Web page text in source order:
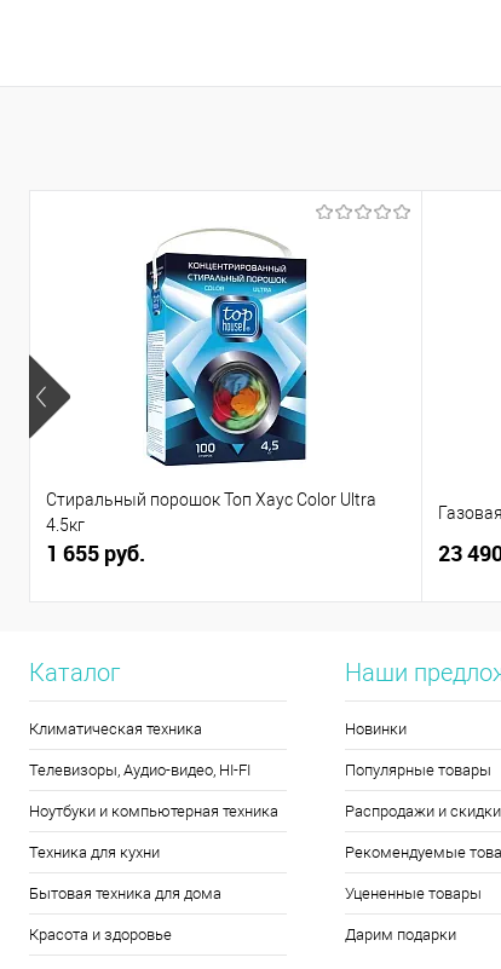
Стиральный порошок Топ Хаус Color Ultra
4.5кг
1 655 руб. 23
Каталог
Климатическая техника
Телевизоры, Аудио-видео, HI-FI
Ноутбуки и компьютерная техника
Техника для кухни
Бытовая техника для дома
Красота и здоровье
Наши
Новинки
Популярные товары
Распродажи и скидки
Рекомендуемые
Уцененные товары
Дарим подарки